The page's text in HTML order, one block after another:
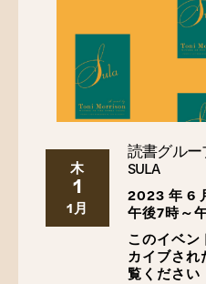
ミネア
2003 年。
パーカー、モーガン。
トランド：ブリキハウスブ
ロジャース、キム・レーシ
リンズ公民権運動の物語。
大学出版局、1992 年。
シャイク、ファティマ。 エ
胞団の隠された歴史。ルイ
ヒストリック ルイジアナ
ウォーカー、アリス。母の
木
1
1月
読書グルー
SULA
2023 年 6
午後7時～
このイベン
カイブされ
覧ください